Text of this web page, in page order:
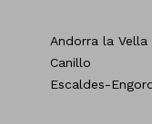
Andorra la Vella
Canillo
Escaldes-